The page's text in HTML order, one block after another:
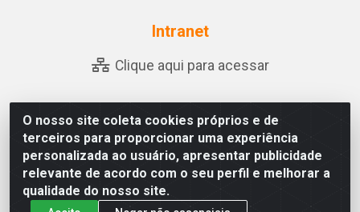
O nosso site coleta cookies próprios e de
terceiros para proporcionar uma experiência
personalizada ao usuário, apresentar publicidade
relevante de acordo com o seu perfil e melhorar a
qualidade do nosso site.
Intranet
Clique aqui para acessar
Abreu & Silva - Rua Padre Jose de Souza Leite, 265 -
Ariado, Olho D'Água das Flores/AL - CEP 57.442-000 -
CNPJ 04.790.656/0001-06